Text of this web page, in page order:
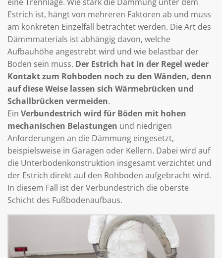
Estrich ist, hängt von mehreren Faktoren ab und muss
am konkreten Einzelfall betrachtet werden. Die Art des
Dämmmaterials ist abhängig davon, welche
Aufbauhöhe angestrebt wird und wie belastbar der
Boden sein muss. Der Estrich hat in der Regel weder
Kontakt zum Rohboden noch zu den Wänden, denn
auf diese Weise lassen sich Wärmebrücken und
Schallbrücken vermeiden.
Ein Verbundestrich wird für Böden mit hohen
mechanischen Belastungen und niedrigen
Anforderungen an die Dämmung eingesetzt,
beispielsweise in Garagen oder Kellern. Dabei wird auf
die Unterbodenkonstruktion insgesamt verzichtet und
der Estrich direkt auf den Rohboden aufgebracht wird.
In diesem Fall ist der Verbundestrich die oberste
Schicht des Fußbodenaufbaus.